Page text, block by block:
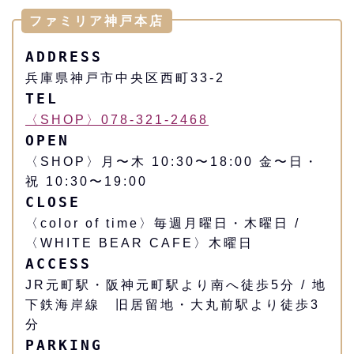
ファミリア神戸本店
ADDRESS
兵庫県神戸市中央区西町33-2
TEL
〈SHOP〉078-321-2468
OPEN
〈SHOP〉月〜木 10:30〜18:00 金〜日・
祝 10:30〜19:00
CLOSE
〈color of time〉毎週月曜日・木曜日 /
〈WHITE BEAR CAFE〉木曜日
ACCESS
JR元町駅・阪神元町駅より南へ徒歩5分 / 地
下鉄海岸線 旧居留地・大丸前駅より徒歩3
分
PARKING